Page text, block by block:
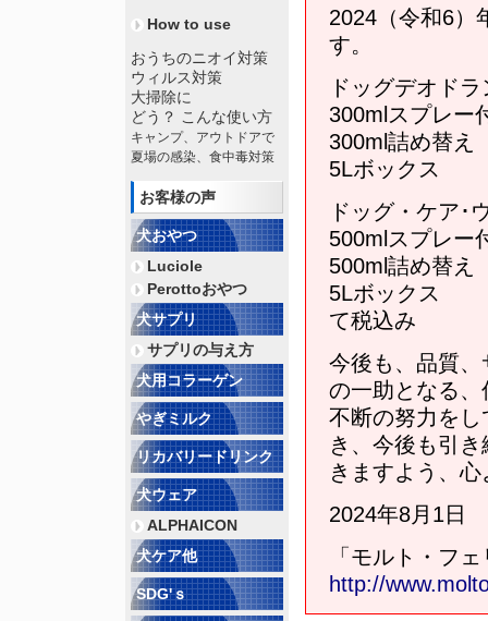
2024（令和6）
す。
ドッグデオドラ
300mlスプ
300ml詰め
5Lボック
ドッグ・ケア･
500mlスプ
500ml詰め
5Lボック
て税込み
今後も、品質
の一助となる
不断の努力を
き、今後も引
きますよう、
2024年8月1日
「モルト・フ
http://
How to use
おうちのニオイ対策
ウィルス対策
大掃除に
どう？ こんな使い方
キャンプ、アウトドアで
夏場の感染、食中毒対策
お客様の声
犬おやつ
Luciole
Perottoおやつ
犬サプリ
サプリの与え方
犬用コラーゲン
やぎミルク
リカバリードリンク
犬ウェア
ALPHAICON
犬ケア他
SDG'ｓ